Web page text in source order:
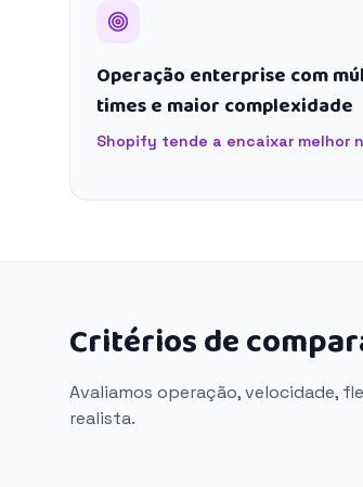
Operação enterprise com
times e maior complexidade
Shopify tende a encaixar melhor
Critérios de
Avaliamos operação, velocidade,
realista.